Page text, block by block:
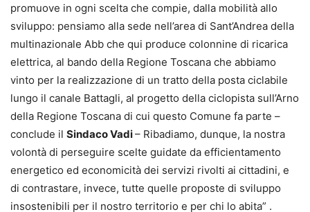
promuove in ogni scelta che compie, dalla mobilità allo
sviluppo: pensiamo alla sede nell’area di Sant’Andrea della
multinazionale Abb che qui produce colonnine di ricarica
elettrica, al bando della Regione Toscana che abbiamo
vinto per la realizzazione di un tratto della posta ciclabile
lungo il canale Battagli, al progetto della ciclopista sull’Arno
della Regione Toscana di cui questo Comune fa parte –
conclude il Sindaco Vadi– Ribadiamo, dunque, la nostra
volontà di perseguire scelte guidate da efficientamento
energetico ed economicità dei servizi rivolti ai cittadini, e
di contrastare, invece, tutte quelle proposte di sviluppo
insostenibili per il nostro territorio e per chi lo abita” .